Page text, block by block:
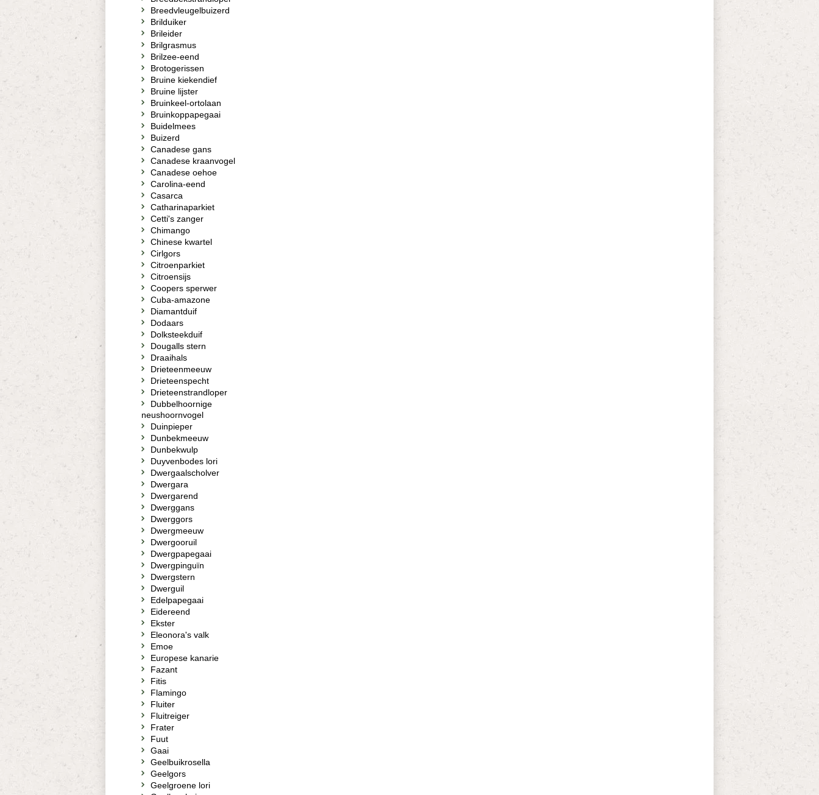
Breedvleugelbuizerd
Brilduiker
Brileider
Brilgrasmus
Brilzee-eend
Brotogerissen
Bruine kiekendief
Bruine lijster
Bruinkeel-ortolaan
Bruinkoppapegaai
Buidelmees
Buizerd
Canadese gans
Canadese kraanvogel
Canadese oehoe
Carolina-eend
Casarca
Catharinaparkiet
Cetti's zanger
Chimango
Chinese kwartel
Cirlgors
Citroenparkiet
Citroensijs
Coopers sperwer
Cuba-amazone
Diamantduif
Dodaars
Dolksteekduif
Dougalls stern
Draaihals
Drieteenmeeuw
Drieteenspecht
Drieteenstrandloper
Dubbelhoornige
neushoornvogel
Duinpieper
Dunbekmeeuw
Dunbekwulp
Duyvenbodes lori
Dwergaalscholver
Dwergara
Dwergarend
Dwerggans
Dwerggors
Dwergmeeuw
Dwergooruil
Dwergpapegaai
Dwergpinguïn
Dwergstern
Dwerguil
Edelpapegaai
Eidereend
Ekster
Eleonora's valk
Emoe
Europese kanarie
Fazant
Fitis
Flamingo
Fluiter
Fluitreiger
Frater
Fuut
Gaai
Geelbuikrosella
Geelgors
Geelgroene lori